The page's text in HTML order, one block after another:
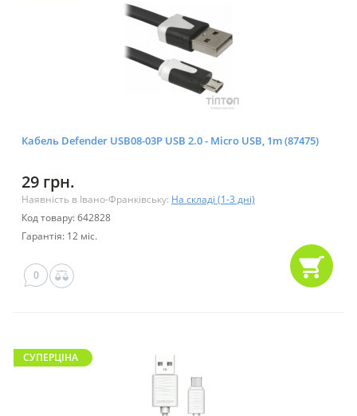
Кабель Defender USB08-03P USB 2.0 - Micro USB, 1m (87475)
29 грн.
Наявність в Івано-Франківську: На складі (1-3 дні)
Код товару: 642828
Гарантія: 12 міс.
0
CУПЕРЦІНА